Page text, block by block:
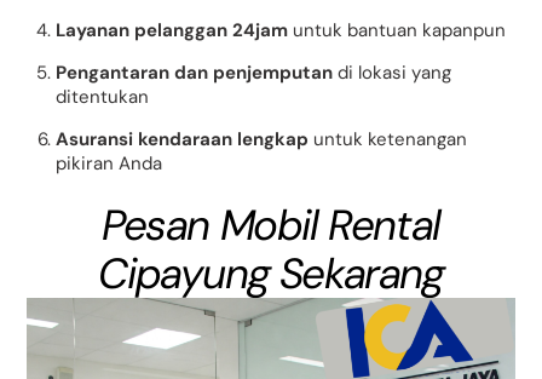
Layanan pelanggan 24jam untuk bantuan kapanpun
Pengantaran dan penjemputan di lokasi yang
ditentukan
Asuransi kendaraan lengkap untuk ketenangan
pikiran Anda
Pesan Mobil Rental
Cipayung Sekarang